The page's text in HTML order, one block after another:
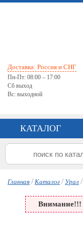
Доставка: Россия и СНГ
Пн-Пт: 08:00 – 17:00
Сб выход
Вс: выходной
КАТАЛОГ
Главная / Каталог / Урал /
Внимание!!!